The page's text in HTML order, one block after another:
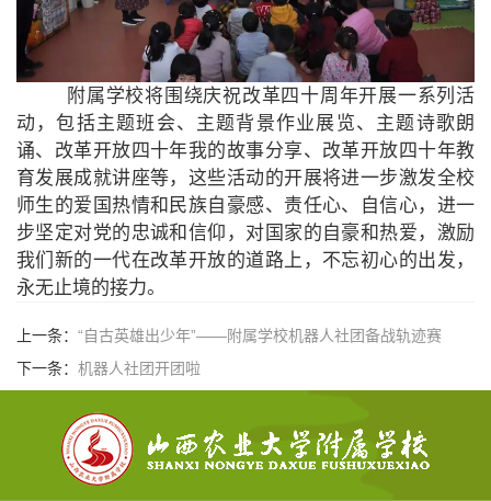
附属学校将围绕庆祝改革四十周年开展一系列活
动，包括主题班会、主题背景作业展览、主题诗歌朗
诵、改革开放四十年我的故事分享、改革开放四十年教
育发展成就讲座等，这些活动的开展将进一步激发全校
师生的爱国热情和民族自豪感、责任心、自信心，进一
步坚定对党的忠诚和信仰，对国家的自豪和热爱，激励
我们新的一代在改革开放的道路上，不忘初心的出发，
永无止境的接力。
上一条： “自古英雄出少年”——附属学校机器人社团备战轨迹赛
下一条： 机器人社团开团啦